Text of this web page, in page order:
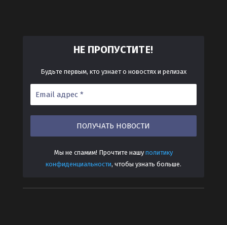
НЕ ПРОПУСТИТЕ!
Будьте первым, кто узнает о новостях и релизах
Мы не спамим! Прочтите нашу политику
конфиденциальности, чтобы узнать больше.